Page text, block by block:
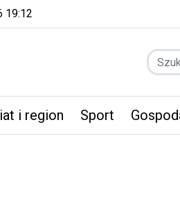
19:12
i region Sport